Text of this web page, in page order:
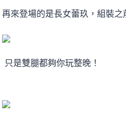
再來登場的是長女蕾玖，組裝之
只是雙腿都夠你玩整晚！